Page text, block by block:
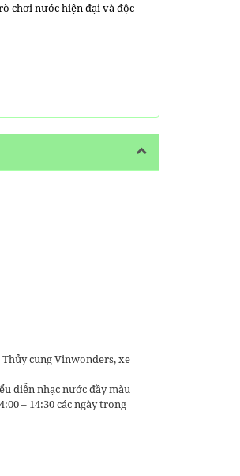
chơi nước hiện đại và độc
cung Vinwonders, xe
diễn nhạc nước đầy màu
– 14:30 các ngày trong